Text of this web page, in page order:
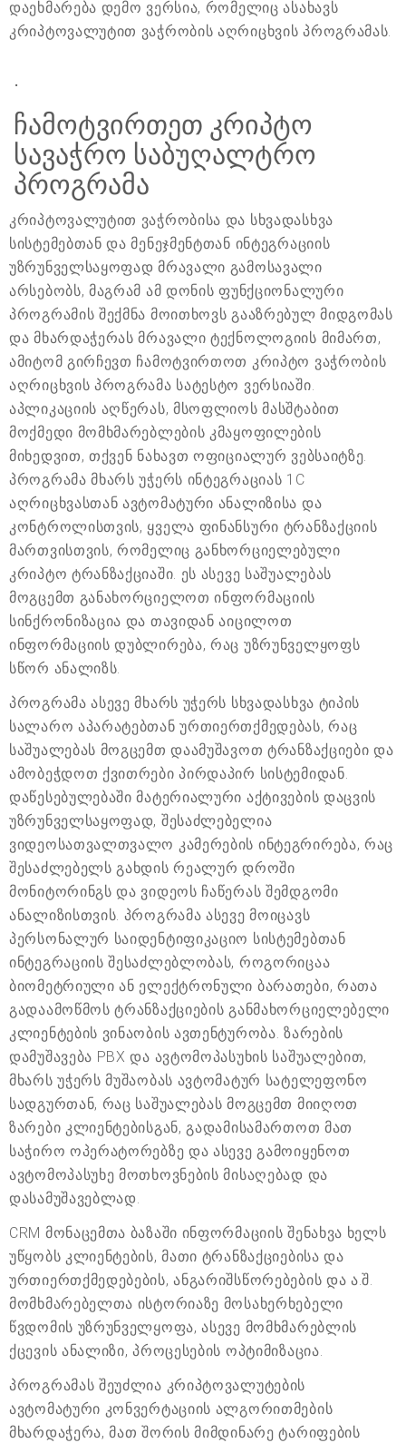
დაეხმარება დემო ვერსია, რომელიც ასახავს
კრიპტოვალუტით ვაჭრობის აღრიცხვის პროგრამას.
.
ჩამოტვირთეთ კრიპტო
სავაჭრო საბუღალტრო
პროგრამა
კრიპტოვალუტით ვაჭრობისა და სხვადასხვა
სისტემებთან და მენეჯმენტთან ინტეგრაციის
უზრუნველსაყოფად მრავალი გამოსავალი
არსებობს, მაგრამ ამ დონის ფუნქციონალური
პროგრამის შექმნა მოითხოვს გააზრებულ მიდგომას
და მხარდაჭერას მრავალი ტექნოლოგიის მიმართ,
ამიტომ გირჩევთ ჩამოტვირთოთ კრიპტო ვაჭრობის
აღრიცხვის პროგრამა სატესტო ვერსიაში.
აპლიკაციის აღწერას, მსოფლიოს მასშტაბით
მოქმედი მომხმარებლების კმაყოფილების
მიხედვით, თქვენ ნახავთ ოფიციალურ ვებსაიტზე.
პროგრამა მხარს უჭერს ინტეგრაციას 1C
აღრიცხვასთან ავტომატური ანალიზისა და
კონტროლისთვის, ყველა ფინანსური ტრანზაქციის
მართვისთვის, რომელიც განხორციელებული
კრიპტო ტრანზაქციაში. ეს ასევე საშუალებას
მოგცემთ განახორციელოთ ინფორმაციის
სინქრონიზაცია და თავიდან აიცილოთ
ინფორმაციის დუბლირება, რაც უზრუნველყოფს
სწორ ანალიზს.
პროგრამა ასევე მხარს უჭერს სხვადასხვა ტიპის
სალარო აპარატებთან ურთიერთქმედებას, რაც
საშუალებას მოგცემთ დაამუშავოთ ტრანზაქციები და
ამობეჭდოთ ქვითრები პირდაპირ სისტემიდან.
დაწესებულებაში მატერიალური აქტივების დაცვის
უზრუნველსაყოფად, შესაძლებელია
ვიდეოსათვალთვალო კამერების ინტეგრირება, რაც
შესაძლებელს გახდის რეალურ დროში
მონიტორინგს და ვიდეოს ჩაწერას შემდგომი
ანალიზისთვის. პროგრამა ასევე მოიცავს
პერსონალურ საიდენტიფიკაციო სისტემებთან
ინტეგრაციის შესაძლებლობას, როგორიცაა
ბიომეტრიული ან ელექტრონული ბარათები, რათა
გადაამოწმოს ტრანზაქციების განმახორციელებელი
კლიენტების ვინაობის ავთენტურობა. ზარების
დამუშავება PBX და ავტომოპასუხის საშუალებით,
მხარს უჭერს მუშაობას ავტომატურ სატელეფონო
სადგურთან, რაც საშუალებას მოგცემთ მიიღოთ
ზარები კლიენტებისგან, გადამისამართოთ მათ
საჭირო ოპერატორებზე და ასევე გამოიყენოთ
ავტომოპასუხე მოთხოვნების მისაღებად და
დასამუშავებლად.
CRM მონაცემთა ბაზაში ინფორმაციის შენახვა ხელს
უწყობს კლიენტების, მათი ტრანზაქციებისა და
ურთიერთქმედებების, ანგარიშსწორებების და ა.შ.
მომხმარებელთა ისტორიაზე მოსახერხებელი
წვდომის უზრუნველყოფა, ასევე მომხმარებლის
ქცევის ანალიზი, პროცესების ოპტიმიზაცია.
პროგრამას შეუძლია კრიპტოვალუტების
ავტომატური კონვერტაციის ალგორითმების
მხარდაჭერა, მათ შორის მიმდინარე ტარიფების